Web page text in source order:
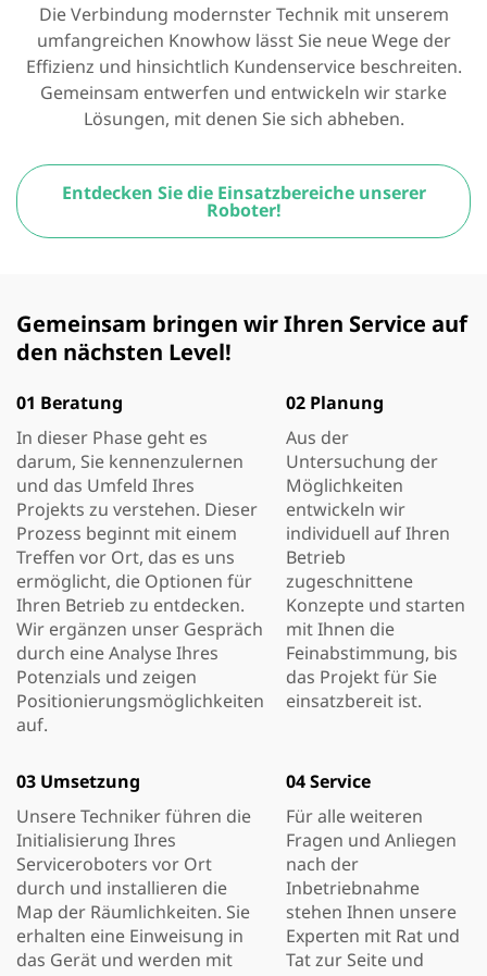
Die Verbindung modernster Technik mit unserem
umfangreichen Knowhow lässt Sie neue Wege der
Effizienz und hinsichtlich Kundenservice beschreiten.
Gemeinsam entwerfen und entwickeln wir starke
Lösungen, mit denen Sie sich abheben.
Entdecken Sie die Einsatzbereiche unserer
Roboter!
Gemeinsam bringen wir Ihren Service auf
den nächsten Level!
01 Beratung
In dieser Phase geht es
darum, Sie kennenzulernen
und das Umfeld Ihres
Projekts zu verstehen. Dieser
Prozess beginnt mit einem
Treffen vor Ort, das es uns
ermöglicht, die Optionen für
Ihren Betrieb zu entdecken.
Wir ergänzen unser Gespräch
durch eine Analyse Ihres
Potenzials und zeigen
Positionierungsmöglichkeiten
auf.
02 Planung
Aus der
Untersuchung der
Möglichkeiten
entwickeln wir
individuell auf Ihren
Betrieb
zugeschnittene
Konzepte und starten
mit Ihnen die
Feinabstimmung, bis
das Projekt für Sie
einsatzbereit ist.
03 Umsetzung
Unsere Techniker führen die
Initialisierung Ihres
Serviceroboters vor Ort
durch und installieren die
Map der Räumlichkeiten. Sie
erhalten eine Einweisung in
das Gerät und werden mit
04 Service
Für alle weiteren
Fragen und Anliegen
nach der
Inbetriebnahme
stehen Ihnen unsere
Experten mit Rat und
Tat zur Seite und